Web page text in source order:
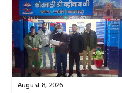
August 8, 2026